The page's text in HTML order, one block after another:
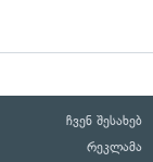
ჩვენ შესახებ
რეკლამა